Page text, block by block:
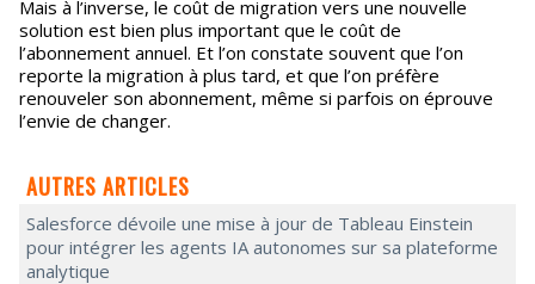
Mais à l’inverse, le coût de migration vers une nouvelle
solution est bien plus important que le coût de
l’abonnement annuel. Et l’on constate souvent que l’on
reporte la migration à plus tard, et que l’on préfère
renouveler son abonnement, même si parfois on éprouve
l’envie de changer.
AUTRES ARTICLES
Salesforce dévoile une mise à jour de Tableau Einstein
pour intégrer les agents IA autonomes sur sa plateforme
analytique